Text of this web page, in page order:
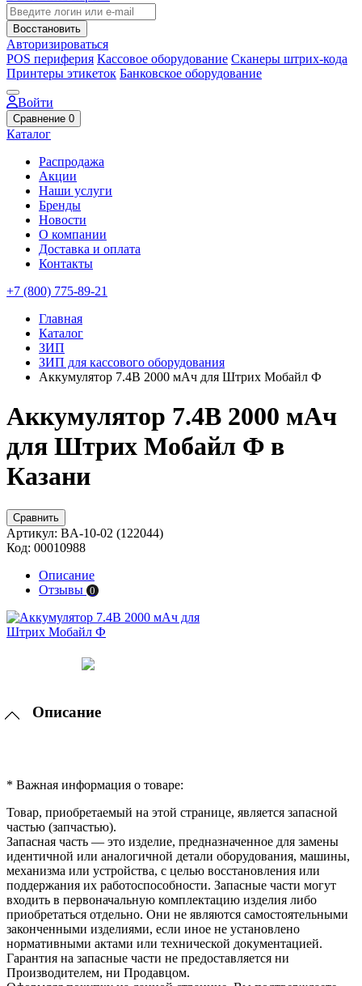
Восстановить
Авторизироваться
POS периферия Кассовое оборудование Сканеры штрих-кода
Принтеры этикеток Банковское оборудование
Войти
Сравнение 0
Каталог
Распродажа
Акции
Наши услуги
Бренды
Новости
О компании
Доставка и оплата
Контакты
+7 (800) 775-89-21
Главная
Каталог
ЗИП
ЗИП для кассового оборудования
Аккумулятор 7.4В 2000 мАч для Штрих Мобайл Ф
Аккумулятор 7.4В 2000 мАч
для Штрих Мобайл Ф в
Казани
Сравнить
Артикул: BA-10-02 (122044)
Код: 00010988
Описание
Отзывы 0
Описание
* Важная информация о товаре:
Товар, приобретаемый на этой странице, является запасной
частью (запчастью).
Запасная часть — это изделие, предназначенное для замены
идентичной или аналогичной детали оборудования, машины,
механизма или устройства, с целью восстановления или
поддержания их работоспособности. Запасные части могут
входить в первоначальную комплектацию изделия либо
приобретаться отдельно. Они не являются самостоятельными
законченными изделиями, если иное не установлено
нормативными актами или технической документацией.
Гарантия на запасные части не предоставляется ни
Производителем, ни Продавцом.